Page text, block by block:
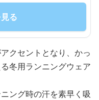
る
クセントとなり、かっ
冬用ランニングウェア
ング時の汗を素早く吸